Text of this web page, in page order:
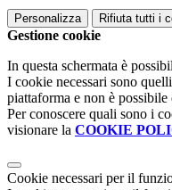
Personalizza Rifiuta tutti i
Gestione cookie
In questa schermata è
I cookie necessari sono
piattaforma e non è
Per conoscere quali sono i
visionare la COOKIE
Cookie necessari per il